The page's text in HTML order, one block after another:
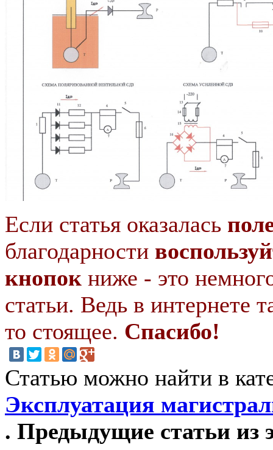
Если статья оказалась
благодарности
кнопок ниже - это
статьи. Ведь в интернете
то стоящее. Спасибо!
Статью можно найти в
Эксплуатация
. Предыдущие статьи из